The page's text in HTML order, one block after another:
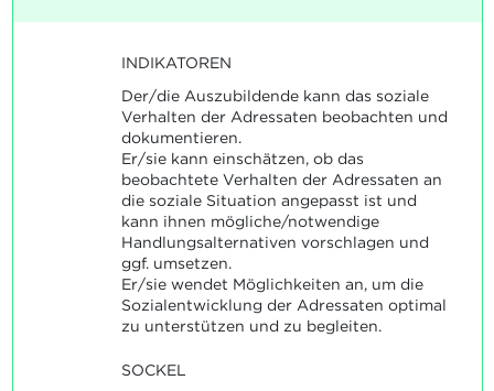
INDIKATOREN
Der/die Auszubildende kann das soziale
Verhalten der Adressaten beobachten und
dokumentieren.
Er/sie kann einschätzen, ob das
beobachtete Verhalten der Adressaten an
die soziale Situation angepasst ist und
kann ihnen mögliche/notwendige
Handlungsalternativen vorschlagen und
ggf. umsetzen.
Er/sie wendet Möglichkeiten an, um die
Sozialentwicklung der Adressaten optimal
zu unterstützen und zu begleiten.
SOCKEL